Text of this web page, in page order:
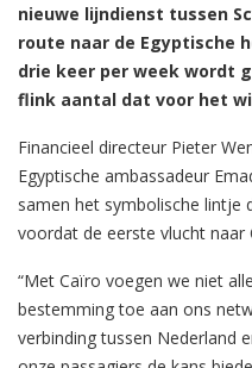
nieuwe lijndienst tussen
route naar de Egyptische
drie keer per week wordt
flink aantal dat voor het
Financieel directeur Pieter
Egyptische ambassadeur
samen het symbolische lintje
voordat de eerste vlucht naar
“Met Caïro voegen we niet
bestemming toe aan ons
verbinding tussen Nederland